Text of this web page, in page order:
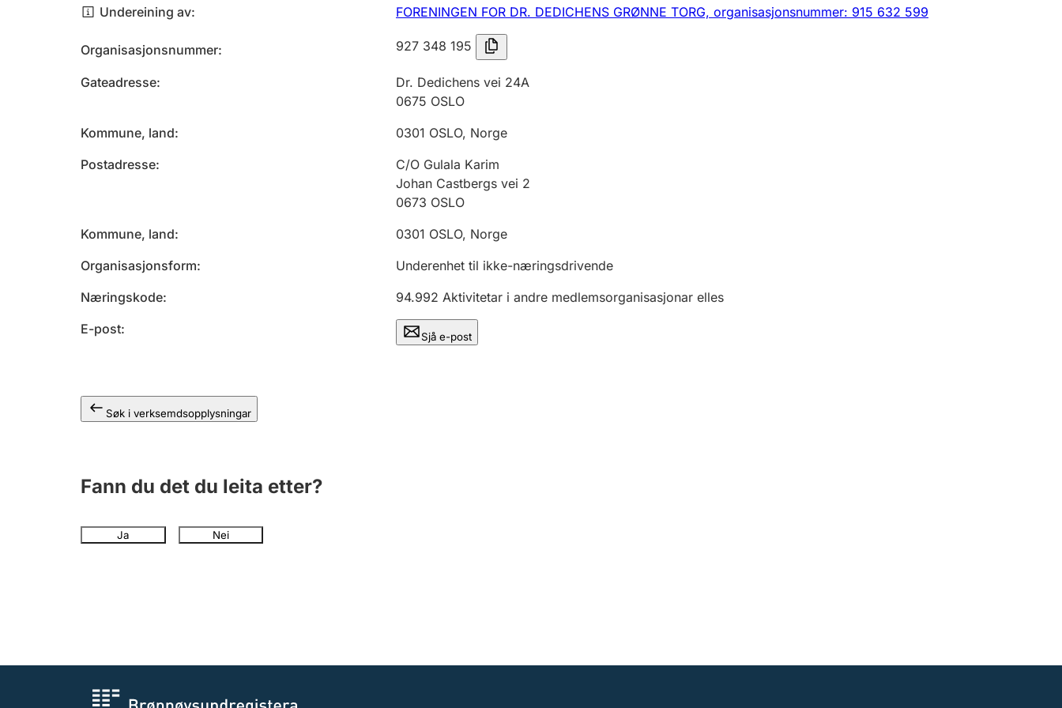
Undereining av FORENINGEN FOR DR. DEDICHENS GRØNNE TORG, organisasjonsnummer: 915 632 599
Organisasjonsnummer 927 348 195
Gateadresse
Dr. Dedichens vei 24A
0675 OSLO
Kommune, land
0301 OSLO, Norge
Postadresse
C/O Gulala Karim
Johan Castbergs vei 2
0673 OSLO
Kommune, land
0301 OSLO, Norge
Organisasjonsform
Underenhet til ikke-næringsdrivende
Næringskode
94.992 Aktivitetar i andre medlemsorganisasjonar elles
E-post
Sjå e-post
Søk i verksemdsopplysningar
Fann du det du leita etter?
Ja Nei